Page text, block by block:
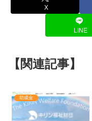
X
LINE
【関連記事】
助成金